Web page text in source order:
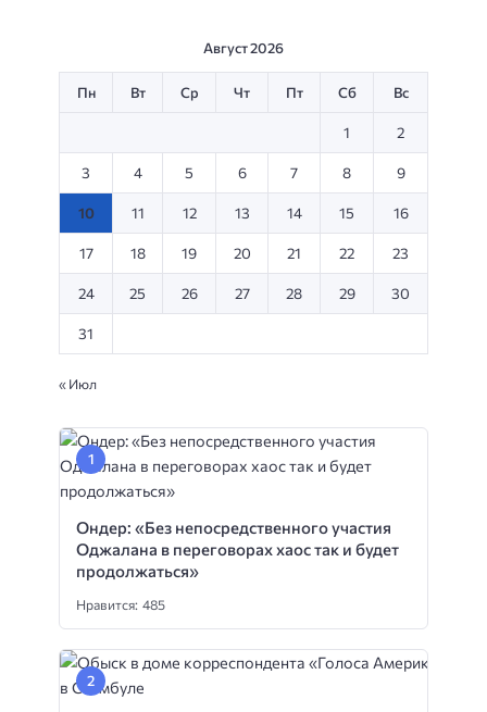
Август 2026
Пн Вт Ср Чт Пт Сб Вс
1 2
3 4 5 6 7 8 9
10 11 12 13 14 15 16
17 18 19 20 21 22 23
24 25 26 27 28 29 30
31
« Июл
Ондер: «Без непосредственного участия
Оджалана в переговорах хаос так и будет
продолжаться»
Нравится: 485